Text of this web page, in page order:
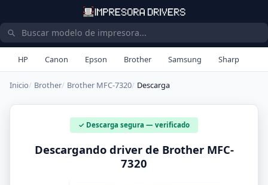
HP Canon Epson Brother Samsung Sharp
Inicio Brother Brother MFC-7320 Descarga
✓ Descarga segura — verificado
Descargando driver de Brother MFC-
7320